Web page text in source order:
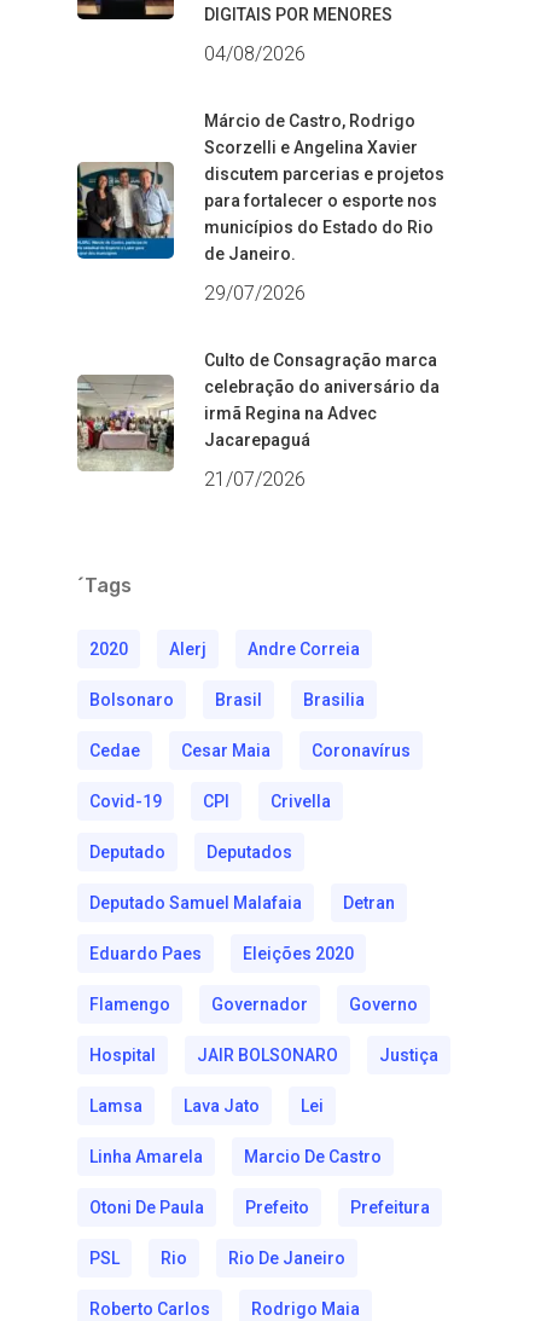
DIGITAIS POR MENORES
04/08/2026
Márcio de Castro, Rodrigo
Scorzelli e Angelina Xavier
discutem parcerias e projetos
para fortalecer o esporte nos
municípios do Estado do Rio
de Janeiro.
29/07/2026
Culto de Consagração marca
celebração do aniversário da
irmã Regina na Advec
Jacarepaguá
21/07/2026
´Tags
2020 Alerj Andre Correia
Bolsonaro Brasil Brasilia
Cedae Cesar Maia Coronavírus
Covid-19 CPI Crivella
Deputado Deputados
Deputado Samuel Malafaia Detran
Eduardo Paes Eleições 2020
Flamengo Governador Governo
Hospital JAIR BOLSONARO Justiça
Lamsa Lava Jato Lei
Linha Amarela Marcio De Castro
Otoni De Paula Prefeito Prefeitura
PSL Rio Rio De Janeiro
Roberto Carlos Rodrigo Maia